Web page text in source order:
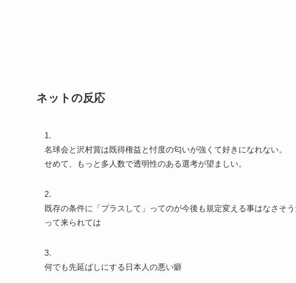
ネットの反応
1.
名球会と沢村賞は既得権益と忖度の匂いが強くて好きになれない。
せめて、もっと多人数で透明性のある選考が望ましい。
2.
既存の条件に「プラスして」ってのが今後も規定変える事はなさそ
って来られては
3.
何でも先延ばしにする日本人の悪い癖